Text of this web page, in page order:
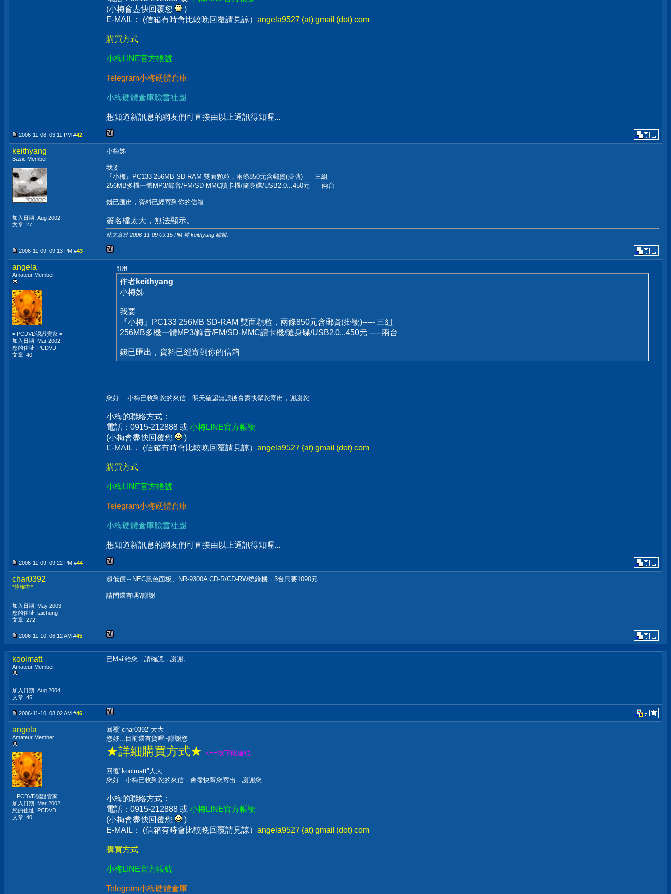
(小梅會盡快回覆您
)
E-MAIL： (信箱有時會比較晚回覆請見諒） angela9527 (at) gmail (dot) com
購買方式
小梅LINE官方帳號
Telegram小梅硬體倉庫
小梅硬體倉庫臉書社團
想知道新訊息的網友們可直接由以上通訊得知喔...
2006-11-08, 03:11 PM #42
keithyang
Basic Member
加入日期: Aug 2002
文章: 27
小梅姊
我要
『小梅』PC133 256MB SD-RAM 雙面顆粒，兩條850元含郵資(掛號)----- 三組
256MB多機一體MP3/錄音/FM/SD-MMC讀卡機/隨身碟/USB2.0...450元 -----兩台
錢已匯出，資料已經寄到你的信箱
簽名檔太大，無法顯示。
此文章於 2006-11-09 09:15 PM 被 keithyang 編輯.
2006-11-09, 09:13 PM #43
angela
Amateur Member
= PCDVD認證賣家 =
加入日期: Mar 2002
您的住址: PCDVD
文章: 40
引用:
作者keithyang
小梅姊
我要
『小梅』PC133 256MB SD-RAM 雙面顆粒，兩條850元含郵資(掛號)----- 三組
256MB多機一體MP3/錄音/FM/SD-MMC讀卡機/隨身碟/USB2.0...450元 -----兩台
錢已匯出，資料已經寄到你的信箱
您好 ...小梅已收到您的來信，明天確認無誤後會盡快幫您寄出，謝謝您
小梅的聯絡方式：
電話：0915-212888 或 小梅LINE官方帳號
(小梅會盡快回覆您
)
E-MAIL： (信箱有時會比較晚回覆請見諒） angela9527 (at) gmail (dot) com
購買方式
小梅LINE官方帳號
Telegram小梅硬體倉庫
小梅硬體倉庫臉書社團
想知道新訊息的網友們可直接由以上通訊得知喔...
2006-11-09, 09:22 PM #44
char0392
*停權中*
加入日期: May 2003
您的住址: taichung
文章: 272
超低價～NEC黑色面板、NR-9300A CD-R/CD-RW燒錄機，3台只要1090元
請問還有嗎?謝謝
2006-11-10, 06:12 AM #45
koolmatt
Amateur Member
加入日期: Aug 2004
文章: 45
已Mail給您，請確認，謝謝。
2006-11-10, 08:02 AM #46
angela
Amateur Member
= PCDVD認證賣家 =
加入日期: Mar 2002
您的住址: PCDVD
文章: 40
回覆"char0392"大大
您好...目前還有貨喔~謝謝您
★詳細購買方式★ <==按下此連結
回覆"koolmatt"大大
您好...小梅已收到您的來信，會盡快幫您寄出，謝謝您
小梅的聯絡方式：
電話：0915-212888 或 小梅LINE官方帳號
(小梅會盡快回覆您
)
E-MAIL： (信箱有時會比較晚回覆請見諒） angela9527 (at) gmail (dot) com
購買方式
小梅LINE官方帳號
Telegram小梅硬體倉庫